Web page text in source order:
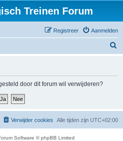
Treinen Forum
Aanmelden
Registreer
door dit forum wil verwijderen?
Alle tijden zijn UTC+02:00
Verwijder cookies
Software © phpBB Limited